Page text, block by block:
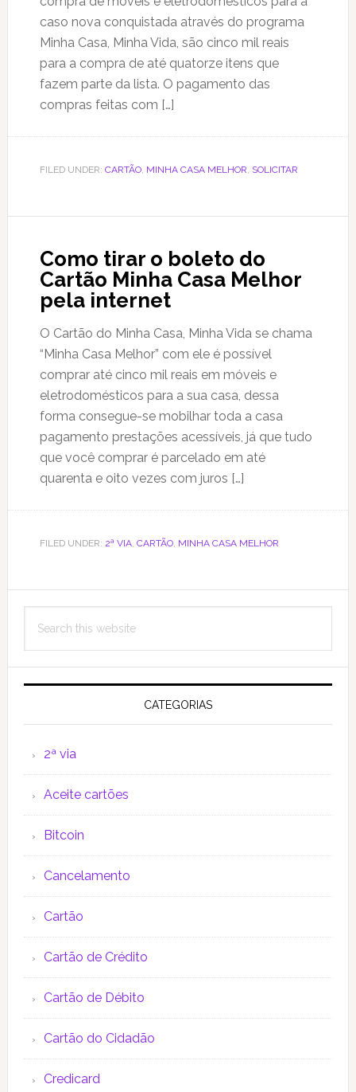
caso nova conquistada através do programa
Minha Casa, Minha Vida, são cinco mil reais
para a compra de até quatorze itens que
fazem parte da lista. O pagamento das
compras feitas com […]
FILED UNDER: CARTÃO, MINHA CASA MELHOR, SOLICITAR
Como tirar o boleto do
Cartão Minha Casa Melhor
pela internet
O Cartão do Minha Casa, Minha Vida se chama
“Minha Casa Melhor” com ele é possível
comprar até cinco mil reais em móveis e
eletrodomésticos para a sua casa, dessa
forma consegue-se mobilhar toda a casa
pagamento prestações acessíveis, já que tudo
que você comprar é parcelado em até
quarenta e oito vezes com juros […]
FILED UNDER: 2ª VIA, CARTÃO, MINHA CASA MELHOR
Primary
Sidebar
this
CATEGORIAS
2ª via
Aceite cartões
Bitcoin
Cancelamento
Cartão
Cartão de Crédito
Cartão de Débito
Cartão do Cidadão
Credicard